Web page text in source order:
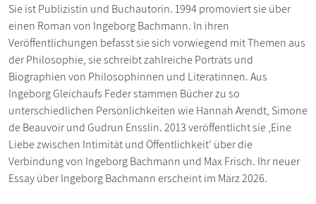
Sie ist Publizistin und Buchautorin. 1994 promoviert sie über
einen Roman von Ingeborg Bachmann. In ihren
Veröffentlichungen befasst sie sich vorwiegend mit Themen aus
der Philosophie, sie schreibt zahlreiche Porträts und
Biographien von Philosophinnen und Literatinnen. Aus
Ingeborg Gleichaufs Feder stammen Bücher zu so
unterschiedlichen Persönlichkeiten wie Hannah Arendt, Simone
de Beauvoir und Gudrun Ensslin. 2013 veröffentlicht sie ‚Eine
Liebe zwischen Intimität und Öffentlichkeit‘ über die
Verbindung von Ingeborg Bachmann und Max Frisch. Ihr neuer
Essay über Ingeborg Bachmann erscheint im März 2026.